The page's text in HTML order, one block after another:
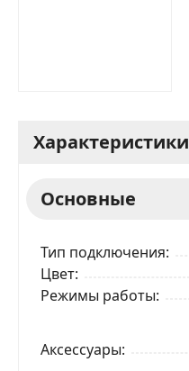
Характеристики
Основные
Тип подключения
Цвет
Режимы работы
Аксессуары